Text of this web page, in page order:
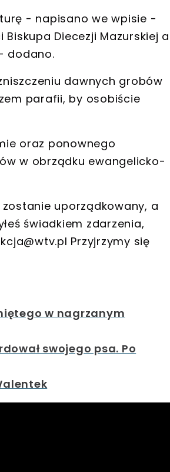
- napisano we wpisie -
Diecezji Mazurskiej a
dodano.
dawnych grobów
parafii, by osobiście
oraz ponownego
w obrządku ewangelicko-
zostanie uporządkowany, a
świadkiem zdarzenia,
Przyjrzymy się
w nagrzanym
swojego psa. Po